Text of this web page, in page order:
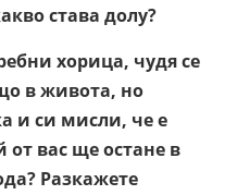
става долу?
хорица, чудя се
в живота, но
и си мисли, че е
вас ще остане в
Разкажете